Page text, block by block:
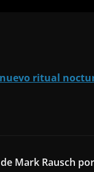
ritual
Mark Rausch